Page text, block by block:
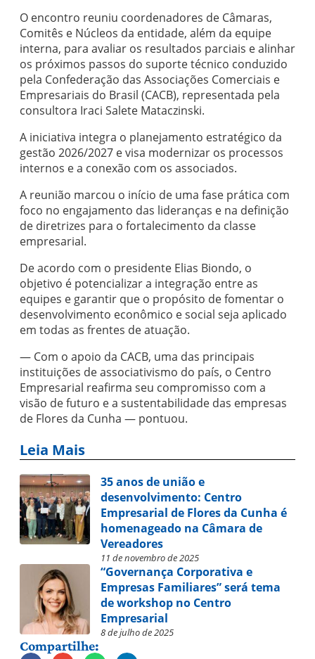
O encontro reuniu coordenadores de Câmaras,
Comitês e Núcleos da entidade, além da equipe
interna, para avaliar os resultados parciais e alinhar
os próximos passos do suporte técnico conduzido
pela Confederação das Associações Comerciais e
Empresariais do Brasil (CACB), representada pela
consultora Iraci Salete Mataczinski.
A iniciativa integra o planejamento estratégico da
gestão 2026/2027 e visa modernizar os processos
internos e a conexão com os associados.
A reunião marcou o início de uma fase prática com
foco no engajamento das lideranças e na definição
de diretrizes para o fortalecimento da classe
empresarial.
De acordo com o presidente Elias Biondo, o
objetivo é potencializar a integração entre as
equipes e garantir que o propósito de fomentar o
desenvolvimento econômico e social seja aplicado
em todas as frentes de atuação.
— Com o apoio da CACB, uma das principais
instituições de associativismo do país, o Centro
Empresarial reafirma seu compromisso com a
visão de futuro e a sustentabilidade das empresas
de Flores da Cunha — pontuou.
Leia Mais
35 anos de união e
desenvolvimento: Centro
Empresarial de Flores da Cunha é
homenageado na Câmara de
Vereadores
11 de novembro de 2025
“Governança Corporativa e
Empresas Familiares” será tema
de workshop no Centro
Empresarial
8 de julho de 2025
Compartilhe: